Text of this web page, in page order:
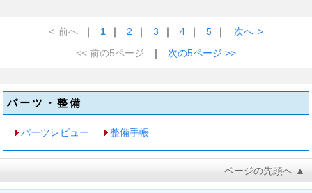
< 前へ ｜ 1 ｜ 2 ｜ 3 ｜ 4 ｜ 5 ｜ 次へ >
<< 前の5ページ
｜ 次の5ページ >>
パーツ・整備
パーツレビュー 整備手帳
ページの先頭へ ▲